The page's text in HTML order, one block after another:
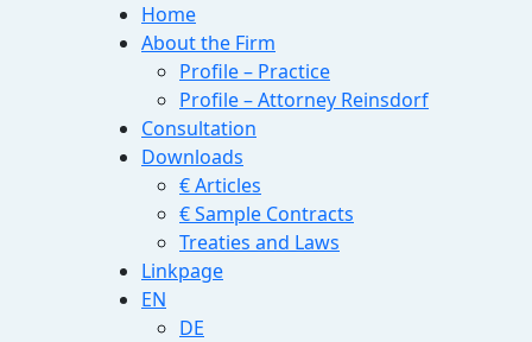
Home
About the Firm
Profile – Practice
Profile – Attorney Reinsdorf
Consultation
Downloads
€ Articles
€ Sample Contracts
Treaties and Laws
Linkpage
EN
DE